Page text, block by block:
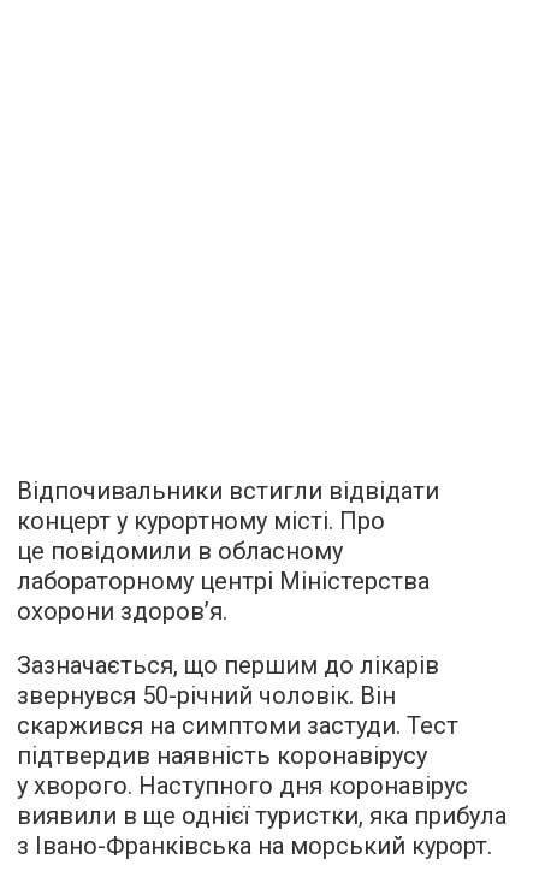
Відпочивальники встигли відвідати
концерт у курортному місті. Про
це повідомили в обласному
лабораторному центрі Міністерства
охорони здоров’я.
Зазначається, що першим до лікарів
звернувся 50-річний чоловік. Він
скаржився на симптоми застуди. Тест
підтвердив наявність коронавірусу
у хворого. Наступного дня коронавірус
виявили в ще однієї туристки, яка прибула
з Івано-Франківська на морський курорт.